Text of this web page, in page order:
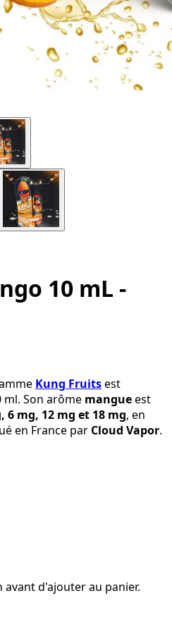
10 mL -
Kung Fruitsest
Son arôme mangueest
6 mg, 12 mg et 18 mg, en
en France par Cloud Vapor.
d'ajouter au panier.